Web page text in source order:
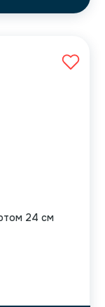
24 см